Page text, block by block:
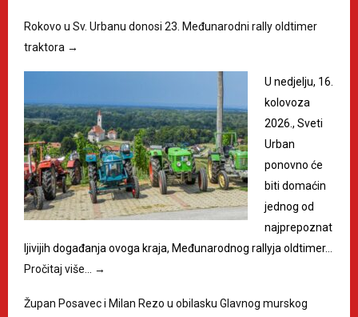
Rokovo u Sv. Urbanu donosi 23. Međunarodni rally oldtimer
traktora →
U nedjelju, 16.
kolovoza
2026., Sveti
Urban
ponovno će
biti domaćin
jednog od
najprepoznat
ljivijih događanja ovoga kraja, Međunarodnog rallyja oldtimer…
Pročitaj više… →
Župan Posavec i Milan Rezo u obilasku Glavnog murskog